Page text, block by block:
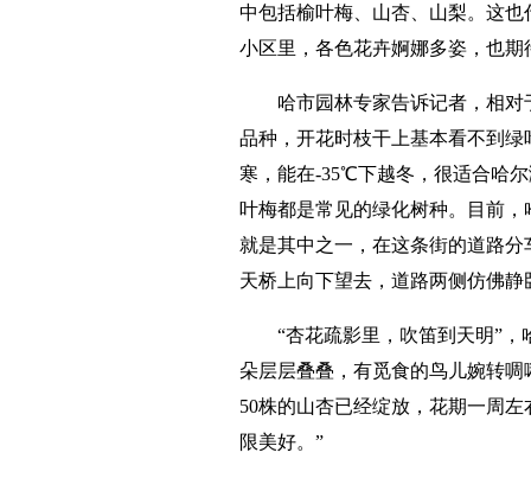
中包括榆叶梅、山杏、山梨。这
小区里，各色花卉婀娜多姿，也
哈市园林专家告诉记者，相
品种，开花时枝干上基本看不到
寒，能在-35℃下越冬，很适合哈
叶梅都是常见的绿化树种。目前
就是其中之一，在这条街的道路
天桥上向下望去，道路两侧仿佛
“杏花疏影里，吹笛到天明”
朵层层叠叠，有觅食的鸟儿婉转
50株的山杏已经绽放，花期一周
限美好。”